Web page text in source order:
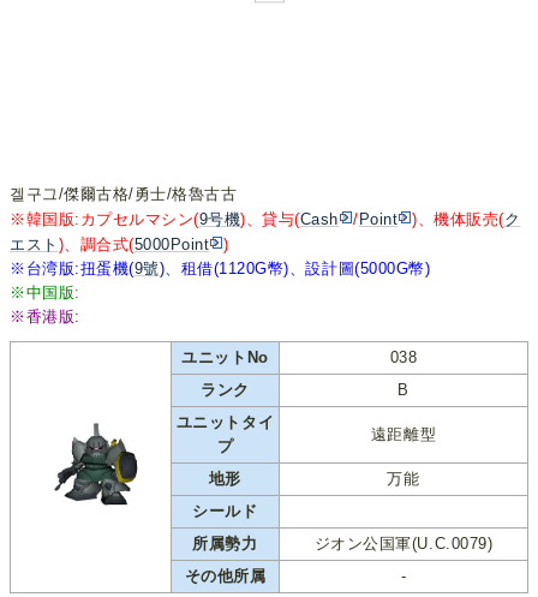
겔구그/傑爾古格/勇士/格魯古古
※韓国版:カプセルマシン(9号機)、貸与(Cash / Point )、機体販売(ク
エスト )、調合式(5000Point
)
※台湾版:扭蛋機(9號)、租借(1120G幣)、設計圖(5000G幣)
※中国版:
※香港版:
ユニットNo
038
ランク
B
ユニットタイ
プ
遠距離型
地形
万能
シールド
所属勢力
ジオン公国軍(U.C.0079)
その他所属
-